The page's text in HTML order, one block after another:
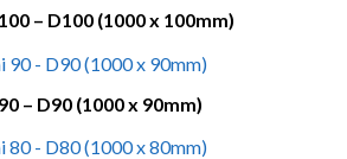
– D100 (1000 x 100mm)
– D90 (1000 x 90mm)